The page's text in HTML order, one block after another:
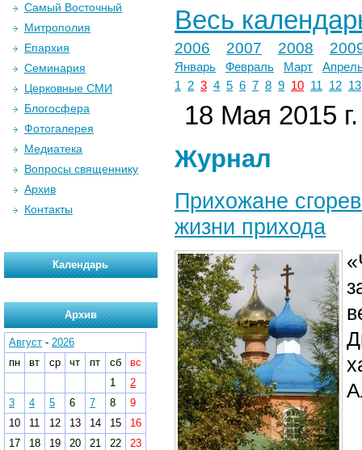
Весь
2006 2007 2008
Январь Февраль Март
1
2 3 4 5 6 7 8 9 10 11 12 13
18 Мая 2015 г.
Журнал
Прихожане
жизни прихода
Самый Восточный
Митрополия
Епархия
Семинария
Церковные СМИ
Блогосфера
Фотогалерея
Медиатека
Вопросы священнику
Архив
Контакты
Календарь
Архив
Август - 2026
пн
вт ср чт пт сб
вс
1
2
3
4 5 6 7 8
9
10
11 12 13 14 15
16
17
18 19 20 21 22
23